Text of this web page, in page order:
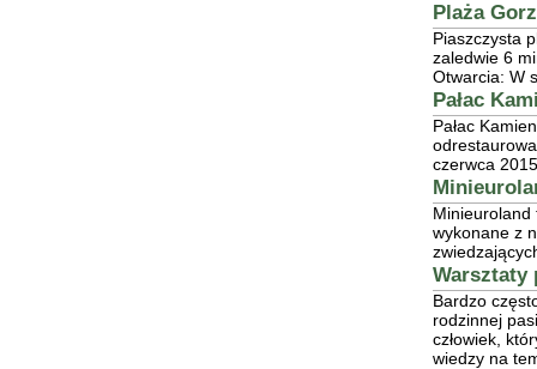
Plaża
Piaszczysta
zaledwie 6
Otwarcia: W
Pałac
Pałac
czerwca
Minieuroland
wykonane z
Warsztaty
Bardzo
rodzinnej
człowiek,
wiedzy na